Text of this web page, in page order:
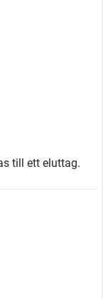
till ett eluttag.